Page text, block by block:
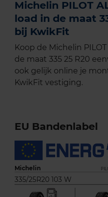
Michelin PILOT
load in de maat
bij KwikFit
Koop de Michelin
de maat 335 25 R20
ook gelijk online je
KwikFit vestiging.
EU Bandenlabel
Michelin
335/25R20 103 W